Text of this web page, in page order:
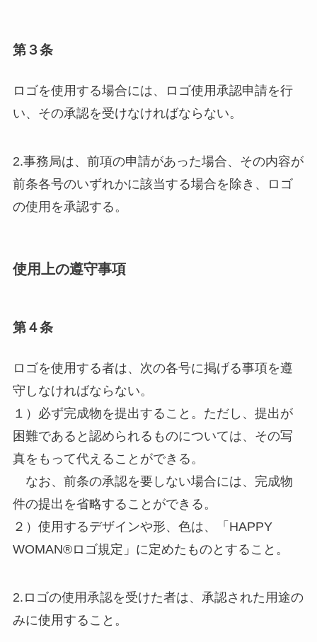
第３条
ロゴを使用する場合には、ロゴ使用承認申請を行
い、その承認を受けなければならない。
2.事務局は、前項の申請があった場合、その内容が
前条各号のいずれかに該当する場合を除き、ロゴ
の使用を承認する。
使用上の遵守事項
第４条
ロゴを使用する者は、次の各号に掲げる事項を遵
守しなければならない。
１）必ず完成物を提出すること。ただし、提出が
困難であると認められるものについては、その写
真をもって代えることができる。
なお、前条の承認を要しない場合には、完成物
件の提出を省略することができる。
２）使用するデザインや形、色は、「HAPPY
WOMAN®️ロゴ規定」に定めたものとすること。
2.ロゴの使用承認を受けた者は、承認された用途の
みに使用すること。